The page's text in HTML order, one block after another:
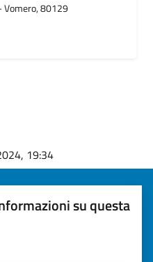
Vomero, 80129
19:34
su questa
(da 1 a 5 stelle)
valutare la chiarezza delle